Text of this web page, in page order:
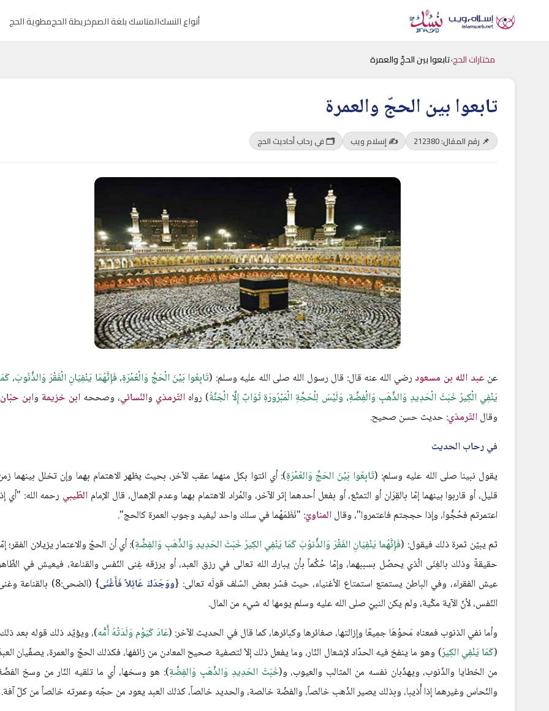
أنواع النسكالمناسك بلغة الصمخريطة الحجمطوية الحج
مختارات الحج›تابعوا بين الحجّ والعمرة
تابعوا بين الحجّ والعمرة
📌 رقم المقال: 212380 ✍️ إسلام ويب 🗂 في رحاب أحاديث الحج
عن عبد الله بن مسعود رضي الله عنه قال: قال رسول الله صلى الله عليه وسلم: (تَابِعُوا بَيْنَ الْحَجِّ وَالْعُمْرَةِ، فَإِنَّهُمَا يَنْفِيَانِ الْفَقْرَ وَالذُّنُوبَ،
يَنْفِي الْكِيرُ خَبَثَ الْحَدِيدِ وَالذَّهَبِ وَالْفِضَّةِ، وَلَيْسَ لِلْحَجَّةِ الْمَبْرُورَةِ ثَوَابٌ إِلَّا الْجَنَّةُ) رواهالتّرمذي والنّسائي، وصححهابن خزيمة وابن حبّان
وقالالتّرمذي: حديث حسن صحيح.
في رحاب الحديث
يقول نبينا صلى الله عليه وسلم: (تَابِعُوا بَيْنَ الحَجِّ وَالعُمْرَةِ): أي ائتوا بكل منهما عقب الآخر، بحيث يظهر الاهتمام بهما وإن تخلل بينهما
قليل، أو قاربوا بينهما إمّا بالقِرَان أو التمتّع، أو بفعل أحدهما إثر الآخر، والمُراد الاهتمام بهما وعدم الإهمال، قال الإمام الطّيبي رحمه الله: "أي
اعتمرتم فحُجُّوا، وإذا حججتم فاعتمروا"، وقالالمناويّ: "نَظَمَهُما في سلك واحد ليفيد وجوب العمرة كالحج".
ثم يبيّن ثمرة ذلك فيقول: (فَإِنَّهُما يَنْفِيَانِ الفَقْرَ وَالذُّنوُبَ كَمَا يَنْفِي الكِيرُ خَبَثَ الحَدِيدِ وَالذَّهَبِ وَالفِضَّةِ): أي أن الحجّ والاعتمار يزيلان الفقر؛
حقيقةً وذلك بالغِنَى الّذي يحصُل بسببهما، وإمّا حُكْماً بأن يبارك الله تعالى في رزق العبد، أو يرزقه غِنى النّفس والقناعة، فيعيش في
عيش الفقراء، وفي الباطن يستمتع استمتاع الأغنياء، حيث فسّر بعض السّلف قولَه تعالى: {ووَجَدَكَ عَائِلاً فَأَغْنَى
} (الضحى:8) بالقناعة
النّفس، لأنّ الآية مكّية، ولم يكن النبيّ صلى الله عليه وسلم يومها له شيء من المال.
وأما نفي الذنوب فمعناه مَحوُهَا جمِيعًا وإزالتها، صغائرها وكبائرها، كما قال في الحديث الآخر: (عَادَ كَيَوْم وَلَدَتْهُ أُمُّه)، ويؤيّد ذلك قوله بعد
(كَمَا يَنْفِي الكِيرُ) وهو ما ينفخ فيه الحدّاد لإشعال النّار، وما يفعل ذلك إلاّ لتصفية صحيح المعادن من زائفها، فكذلك الحجّ والعمرة، يصفّيان
من الخطايا والذّنوب، ويهذّبان نفسه من المثالب والعيوب، و(خَبَثَ الحَدِيدِ وَالذَّهَبِ وَالفِضَّةِ): هو وسخها، أي ما تلقيه النّار من وسخ
والنّحاس وغيرهما إذا أُذيبا، وبذلك يصير الذّهب خالصاً، والفضّة خالصة، والحديد خالصاً، كذلك العبد يعود من حجّه وعمرته خالصاً من كلّ آفة.